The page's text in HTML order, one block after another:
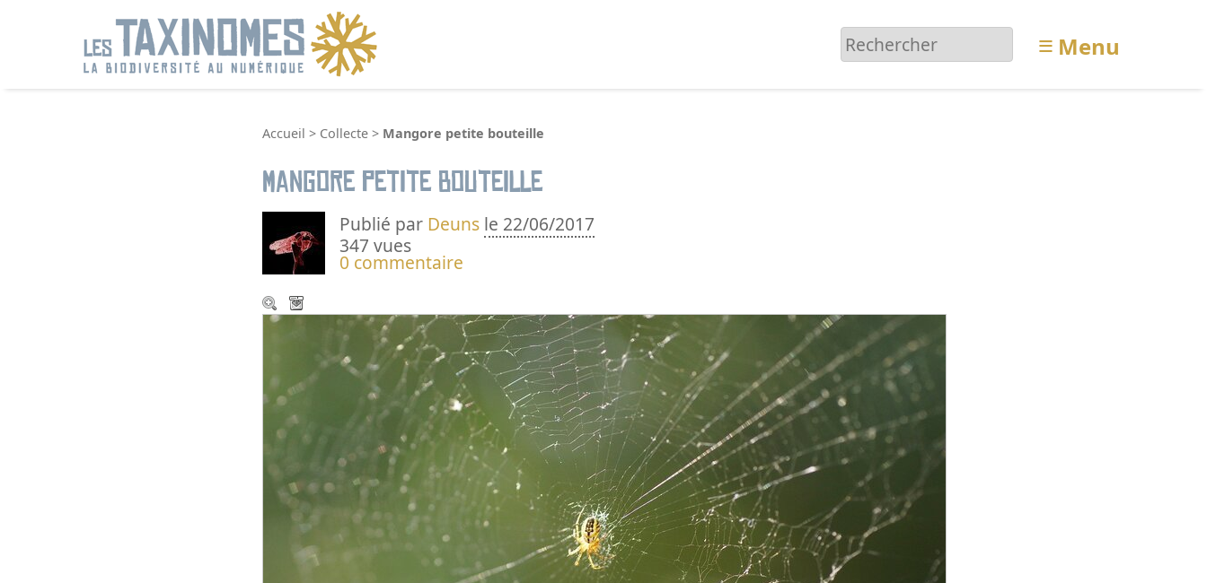
≡ Menu
Accueil > Collecte > Mangore petite bouteille
Mangore petite bouteille
Publié par Deuns le 22/06/2017
347 vues
0 commentaire